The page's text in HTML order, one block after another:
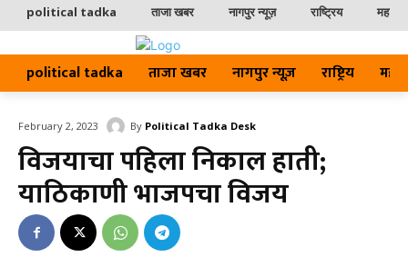
political tadka ताजा खबर नागपुर न्यूज़ राष्ट्रिय
political tadka ताजा खबर नागपुर न्यूज़ राष्ट्रिय
February 2, 2023 By Political Tadka Desk
विजयाचा पहिला निकाल हाती;
याठिकाणी भाजपचा विजय